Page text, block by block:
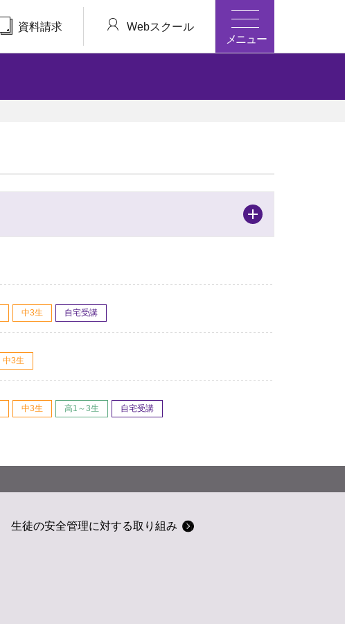
資料請求
Webスクール
メニュー
中3生 自宅受講
中3生
中3生 高1～3生 自宅受講
生徒の安全管理に対する取り組み